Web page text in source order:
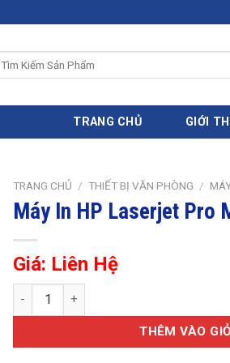
TRANG CHỦ GIỚI
TRANG CHỦ / THIẾT BỊ VĂN PHÒNG /
Máy In HP Laserjet Pro
Giá: Liên Hệ
Máy In HP Laserjet Pro M406DN số
THÊM VÀO